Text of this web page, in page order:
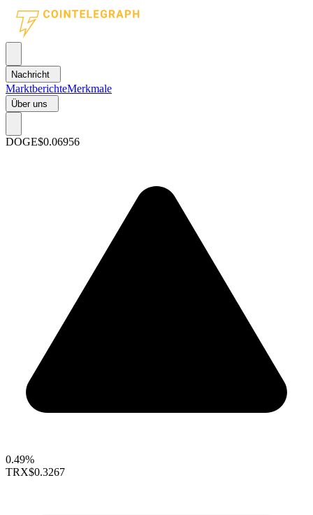
Nachricht
MarktberichteMerkmale
Über uns
DOGE$0.06956
0.49%
TRX$0.3267